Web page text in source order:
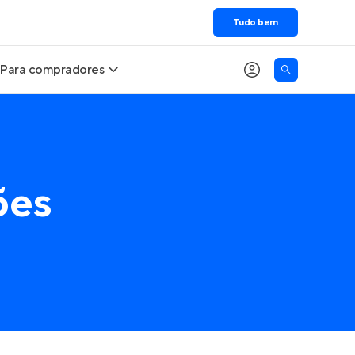
Tudo bem
Para compradores
Comprar x Alugar
Encontre um corretor